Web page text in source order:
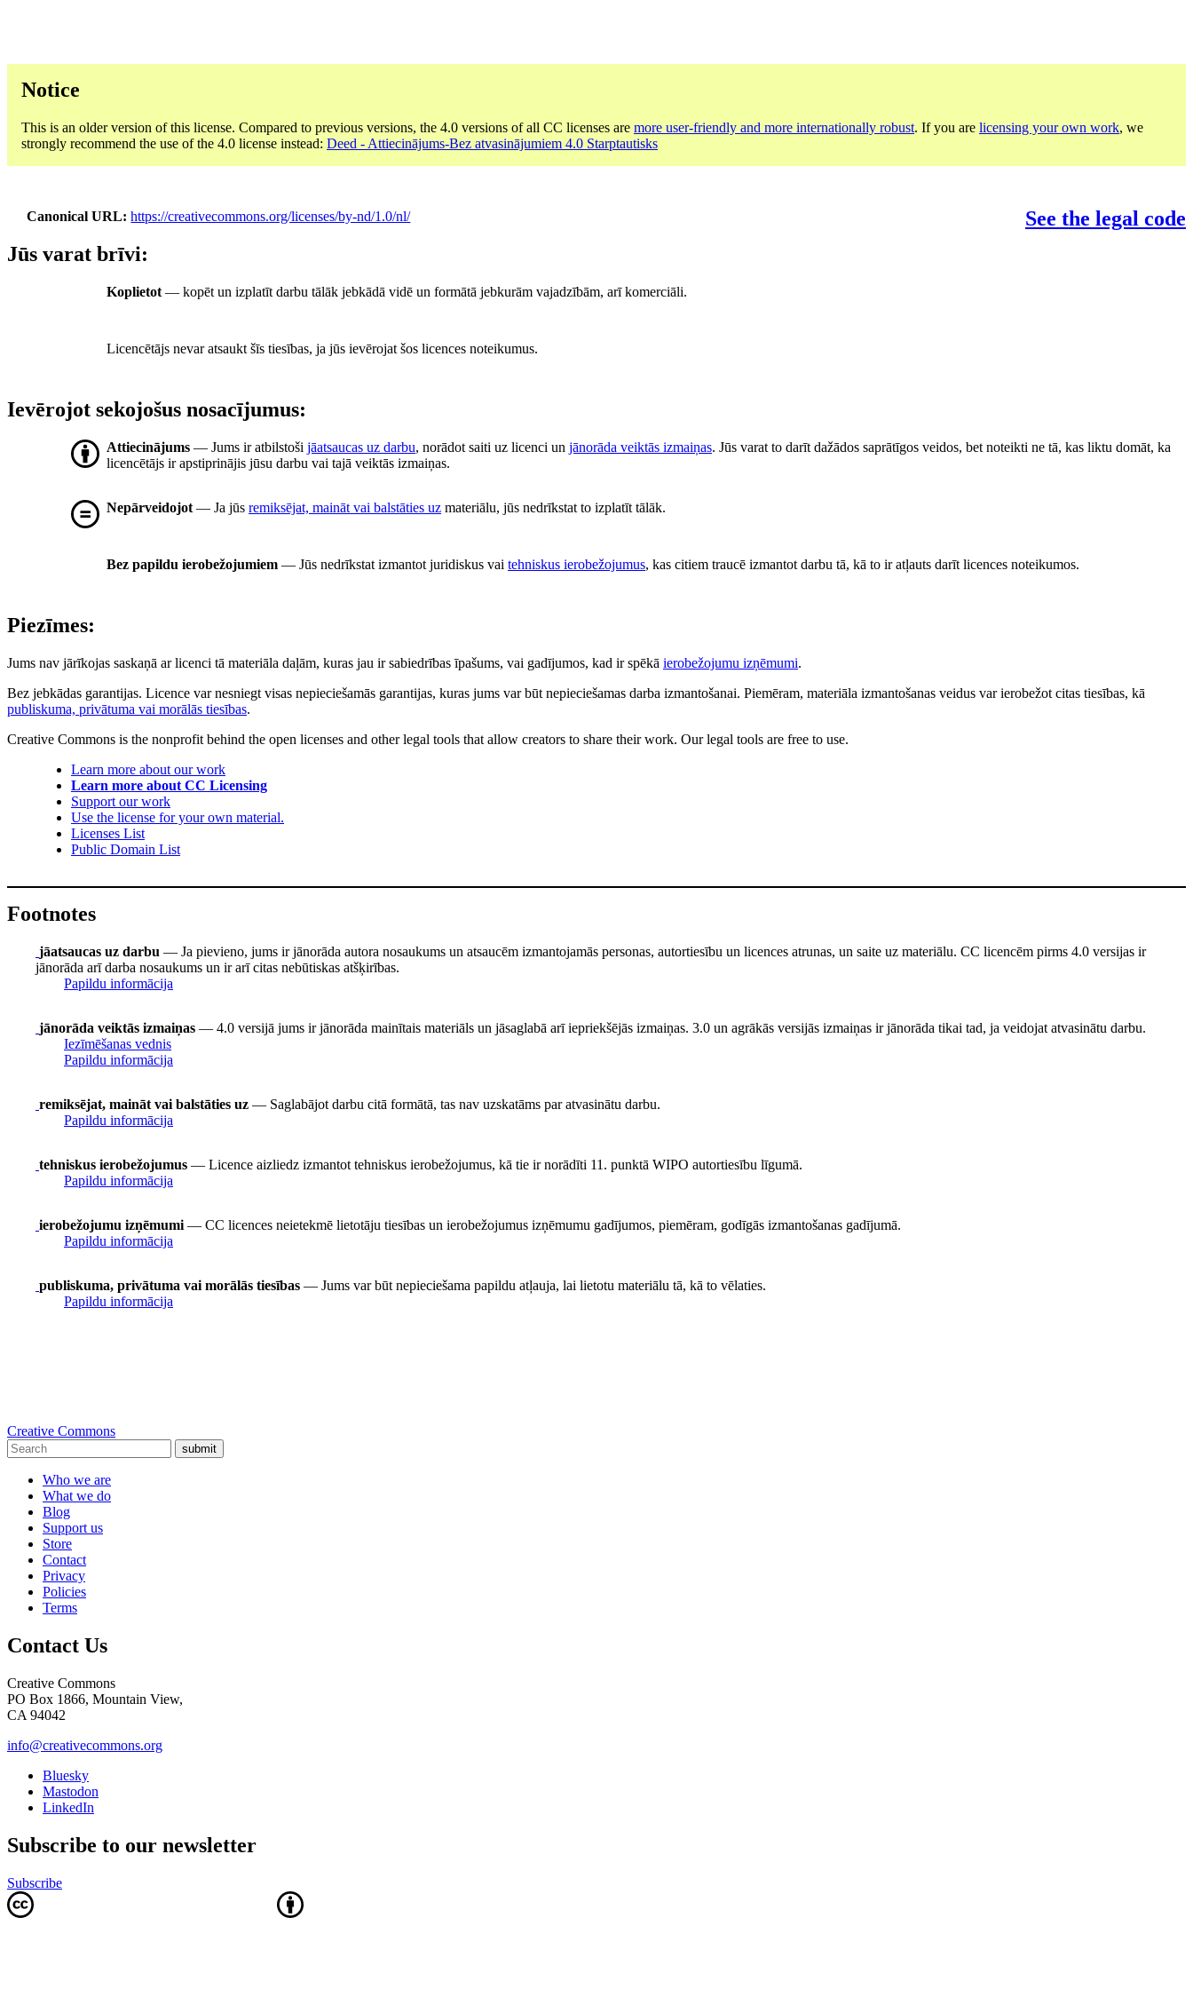
Notice
This is an older version of this license. Compared to previous versions, the 4.0 versions of all CC licenses are more user-friendly and more internationally robust. If you are licensing your own work, we
strongly recommend the use of the 4.0 license instead: Deed - Attiecinājums-Bez atvasinājumiem 4.0 Starptautisks
Canonical URL https://creativecommons.org/licenses/by-nd/1.0/nl/
See the legal code
Jūs varat brīvi:
Koplietot — kopēt un izplatīt darbu tālāk jebkādā vidē un formātā jebkurām vajadzībām, arī komerciāli.
Licencētājs nevar atsaukt šīs tiesības, ja jūs ievērojat šos licences noteikumus.
Ievērojot sekojošus nosacījumus:
Attiecinājums — Jums ir atbilstoši jāatsaucas uz darbu, norādot saiti uz licenci un jānorāda veiktās izmaiņas. Jūs varat to darīt dažādos saprātīgos veidos, bet noteikti ne tā, kas liktu domāt, ka
licencētājs ir apstiprinājis jūsu darbu vai tajā veiktās izmaiņas.
Nepārveidojot — Ja jūs remiksējat, maināt vai balstāties uz materiālu, jūs nedrīkstat to izplatīt tālāk.
Bez papildu ierobežojumiem — Jūs nedrīkstat izmantot juridiskus vai tehniskus ierobežojumus, kas citiem traucē izmantot darbu tā, kā to ir atļauts darīt licences noteikumos.
Piezīmes:
Jums nav jārīkojas saskaņā ar licenci tā materiāla daļām, kuras jau ir sabiedrības īpašums, vai gadījumos, kad ir spēkā ierobežojumu izņēmumi.
Bez jebkādas garantijas. Licence var nesniegt visas nepieciešamās garantijas, kuras jums var būt nepieciešamas darba izmantošanai. Piemēram, materiāla izmantošanas veidus var ierobežot citas tiesības, kā
publiskuma, privātuma vai morālās tiesības.
Creative Commons is the nonprofit behind the open licenses and other legal tools that allow creators to share their work. Our legal tools are free to use.
Learn more about our work
Learn more about CC Licensing
Support our work
Use the license for your own material.
Licenses List
Public Domain List
Footnotes
jāatsaucas uz darbu — Ja pievieno, jums ir jānorāda autora nosaukums un atsaucēm izmantojamās personas, autortiesību un licences atrunas, un saite uz materiālu. CC licencēm pirms 4.0 versijas ir
jānorāda arī darba nosaukums un ir arī citas nebūtiskas atšķirības.
Papildu informācija
jānorāda veiktās izmaiņas — 4.0 versijā jums ir jānorāda mainītais materiāls un jāsaglabā arī iepriekšējās izmaiņas. 3.0 un agrākās versijās izmaiņas ir jānorāda tikai tad, ja veidojat atvasinātu darbu.
Iezīmēšanas vednis
Papildu informācija
remiksējat, maināt vai balstāties uz — Saglabājot darbu citā formātā, tas nav uzskatāms par atvasinātu darbu.
Papildu informācija
tehniskus ierobežojumus — Licence aizliedz izmantot tehniskus ierobežojumus, kā tie ir norādīti 11. punktā WIPO autortiesību līgumā.
Papildu informācija
ierobežojumu izņēmumi — CC licences neietekmē lietotāju tiesības un ierobežojumus izņēmumu gadījumos, piemēram, godīgās izmantošanas gadījumā.
Papildu informācija
publiskuma, privātuma vai morālās tiesības — Jums var būt nepieciešama papildu atļauja, lai lietotu materiālu tā, kā to vēlaties.
Papildu informācija
Creative Commons
submit
Who we are
What we do
Blog
Support us
Store
Contact
Privacy
Policies
Terms
Contact Us
Creative Commons
PO Box 1866, Mountain View,
CA 94042
info@creativecommons.org
Bluesky
Mastodon
LinkedIn
Subscribe to our newsletter
Subscribe